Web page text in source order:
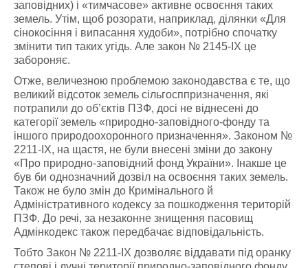
заповідних) і «тимчасове» активне освоєння таких
земель. Утім, щоб розорати, наприклад, ділянки «Для
сінокосіння і випасання худоби», потрібно спочатку
змінити тип таких угідь. Але закон № 2145-ІХ це
забороняє.
Отже, величезною проблемою законодавства є те, що
великий відсоток земель сільгосппризначення, які
потрапили до об’єктів ПЗФ, досі не віднесені до
категорії земель «природно-заповідного-фонду та
іншого природоохоронного призначення». Законом №
2211-ІХ, на щастя, не були внесені зміни до закону
«Про природно-заповідний фонд України». Інакше це
був би однозначний дозвіл на освоєння таких земель.
Також не було змін до Кримінального й
Адміністративного кодексу за пошкодження територій
ПЗФ. До речі, за незаконне знищення пасовищ
Адмінкодекс також передбачає відповідальність.
Тобто Закон № 2211-ІХ дозволяє віддавати під оранку